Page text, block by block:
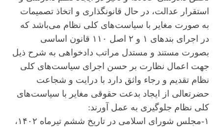
استقرار عدالت، در حال قانونگذاری و اتخاذ تصمیمات
به صورت مغایر با سیاست‌های کلی نظام می‌باشد که
در اجرای بند‌های ۱ و ۲ اصل ۱۱۰ قانون اساسی
بصورت مستند و مستدل مراتب دادخواهی به شرح ذیل
جهت اعمال نظارت بر حسن اجرای سیاست‌های کلی
نظام تقدیم و رجاء واثق دارد با درایت و شجاعت
حضرتعالی از ایجاد بدعت حقوقی مغایر با سیاست‌های
کلی نظام جلوگیری به عمل آورند:
۱-مجلس شورای اسلامی در تاریخ ششم تیرماه ۱۴۰۲،